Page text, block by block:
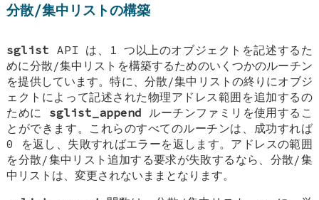
分散/集中リストの構築
sglist API は、1 つ以上のオブジェクトを記述するた
めに分散/集中リストを構築するためのいくつかのルーチン
を提供しています。特に、分散/集中リストの終りにオブジ
ェクトによって記述された物理アドレス範囲を追加するの
ために sglist_append ルーチンファミリを使用するこ
とができます。これらのすべてのルーチンは、成功すれば
0 を返し、失敗すればエラーを返します。アドレスの範囲
を分散/集中リスト追加する要求が失敗するなら、分散/集
中リストは、変更されないままとなります。